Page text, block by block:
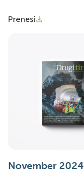
Prenesi
November 2024